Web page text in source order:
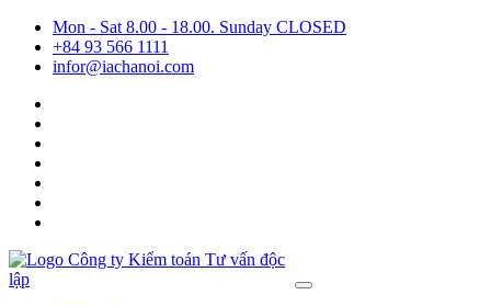
Mon - Sat 8.00 - 18.00. Sunday CLOSED
+84 93 566 1111
infor@iachanoi.com